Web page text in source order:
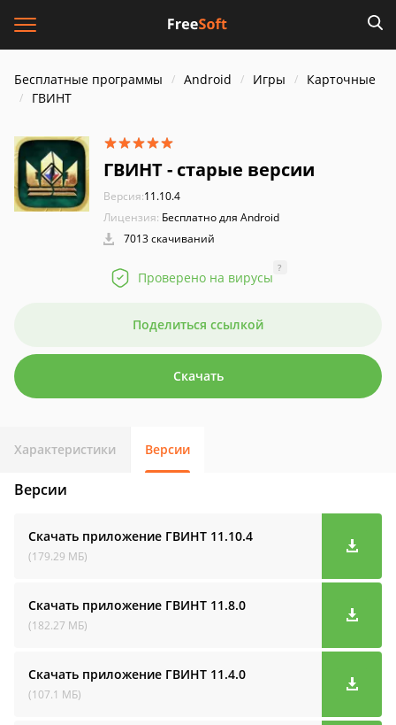
Бесплатные программы Android Игры
Карточные
ГВИНТ
ГВИНТ - старые версии
Версия:11.10.4
Лицензия: Бесплатно для Android
7013 скачиваний
Проверено на вирусы
?
Поделиться ссылкой
Скачать
Характеристики Версии
Версии
Скачать приложение ГВИНТ 11.10.4
(179.29 МБ)
Скачать приложение ГВИНТ 11.8.0
(182.27 МБ)
Скачать приложение ГВИНТ 11.4.0
(107.1 МБ)